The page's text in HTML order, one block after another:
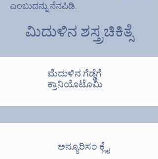
ಎಂಬುದನ್ನು ನೆನಪಿಡಿ.
ಮಿದುಳಿನ ಶಸ್ತ್ರಚಿಕಿತ್ಸೆ
ಮೆದುಳಿನ ಗೆಡ್ಡೆಗೆ
ಕ್ರಾನಿಯೊಟೊಮಿ
ಅನ್ಯೂರಿಸಂ ಕ್ಲೈ